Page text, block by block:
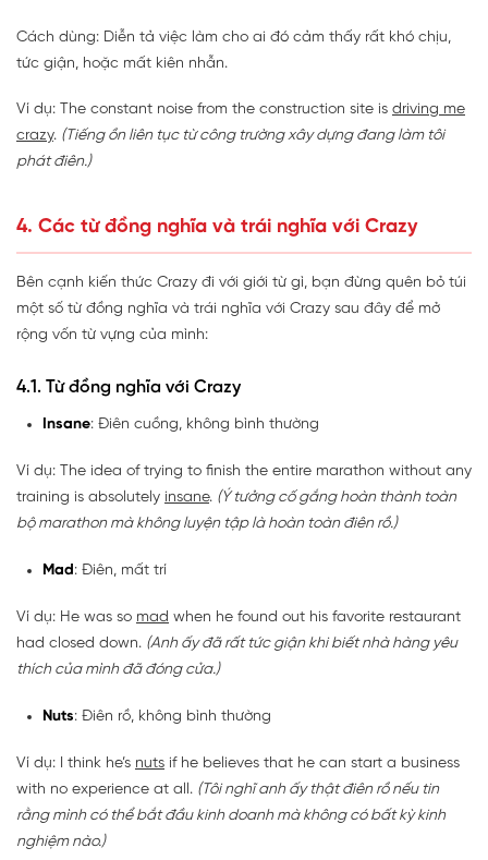
Cách dùng: Diễn tả việc làm cho ai đó cảm thấy rất khó chịu,
tức giận, hoặc mất kiên nhẫn.
Ví dụ: The constant noise from the construction site is driving me
crazy. (Tiếng ồn liên tục từ công trường xây dựng đang làm tôi
phát điên.)
4. Các từ đồng nghĩa và trái nghĩa với Crazy
Bên cạnh kiến thức Crazy đi với giới từ gì, bạn đừng quên bỏ túi
một số từ đồng nghĩa và trái nghĩa với Crazy sau đây để mở
rộng vốn từ vựng của mình:
4.1. Từ đồng nghĩa với Crazy
Insane: Điên cuồng, không bình thường
Ví dụ: The idea of trying to finish the entire marathon without any
training is absolutely insane. (Ý tưởng cố gắng hoàn thành toàn
bộ marathon mà không luyện tập là hoàn toàn điên rồ.)
Mad: Điên, mất trí
Ví dụ: He was so mad when he found out his favorite restaurant
had closed down. (Anh ấy đã rất tức giận khi biết nhà hàng yêu
thích của mình đã đóng cửa.)
Nuts: Điên rồ, không bình thường
Ví dụ: I think he’s nuts if he believes that he can start a business
with no experience at all. (Tôi nghĩ anh ấy thật điên rồ nếu tin
rằng mình có thể bắt đầu kinh doanh mà không có bất kỳ kinh
nghiệm nào.)